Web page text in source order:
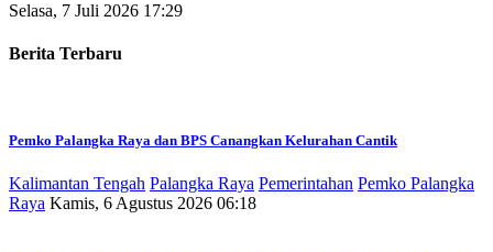
Selasa, 7 Juli 2026 17:29
Berita Terbaru
Pemko Palangka Raya dan BPS Canangkan Kelurahan Cantik
Kalimantan Tengah Palangka Raya Pemerintahan Pemko Palangka
Raya Kamis, 6 Agustus 2026 06:18